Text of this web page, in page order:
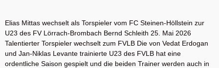
Elias Mittas wechselt als Torspieler vom FC Steinen-Höllstein zur
U23 des FV Lörrach-Brombach Bernd Schleith 25. Mai 2026
Talentierter Torspieler wechselt zum FVLB Die von Vedat Erdogan
und Jan-Niklas Levante trainierte U23 des FVLB hat eine
ordentliche Saison gespielt und die beiden Trainer werden auch in